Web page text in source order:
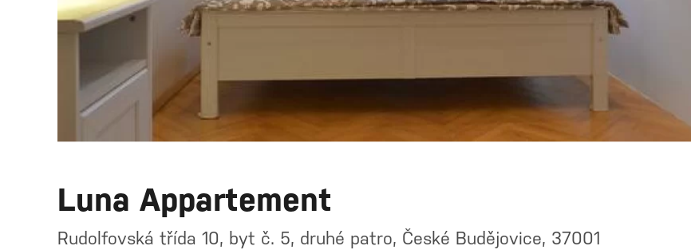
Luna Appartement
Rudolfovská třída 10, byt č. 5, druhé patro, České Budějovice, 37001